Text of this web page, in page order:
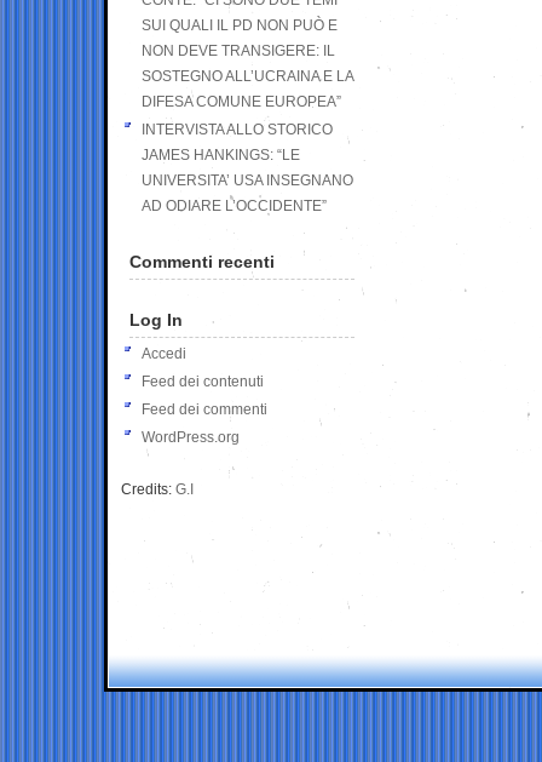
SUI QUALI IL PD NON PUÒ E
NON DEVE TRANSIGERE: IL
SOSTEGNO ALL’UCRAINA E LA
DIFESA COMUNE EUROPEA”
INTERVISTA ALLO STORICO
JAMES HANKINGS: “LE
UNIVERSITA’ USA INSEGNANO
AD ODIARE L’OCCIDENTE”
Commenti recenti
Log In
Accedi
Feed dei contenuti
Feed dei commenti
WordPress.org
Credits: G.I